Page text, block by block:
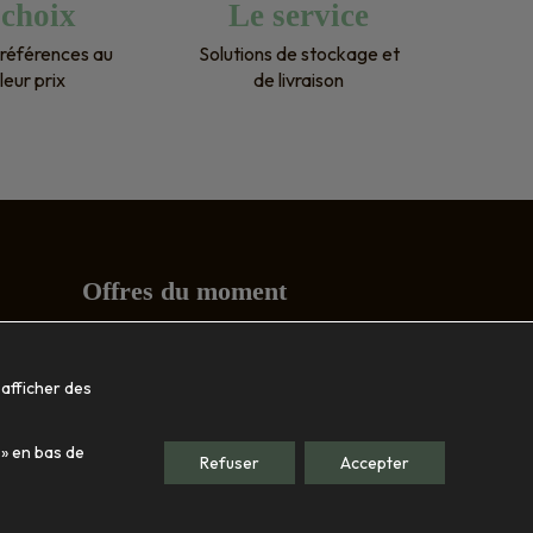
au
prix
Le service
Solutions de stockage et
de livraison
Offres du moment
Le showroom
Nos engagements
des
en bas de
Accepter
Refuser